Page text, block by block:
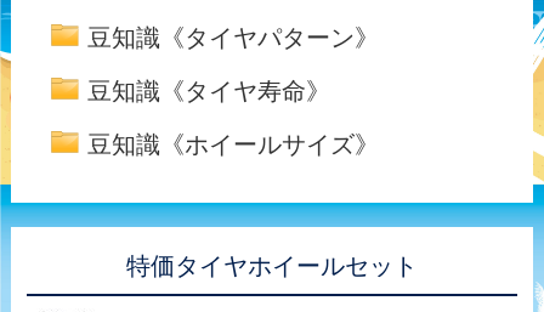
豆知識《タイヤパターン》
豆知識《タイヤ寿命》
豆知識《ホイールサイズ》
特価タイヤホイールセット